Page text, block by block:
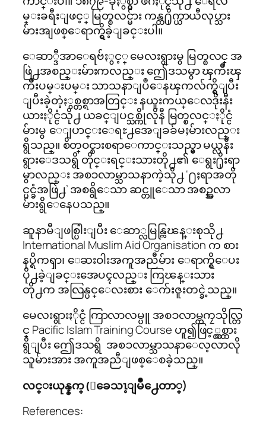
မ္းခရီးျဖင့္ မြတ္စလင္မ်ား ကန္ထ႐ိုက္ယာယီလုပ္သား
မ်ားအျဖစ္ေရာက္ရွိခဲ့ျခင္းပါ။
ေဆာ္ဒီအာေရဗ်ႏွင့္ မေလးရွားမွ မြတ္စလင္ အ
ဖြဲ႕အစည္းမ်ားကလည္း ဤေဒသမွာ ၾကိဳးၾ
ကိဳးပမ္းပမ္း သာသနာျပဳေနၾကလ်က္ရွိျပီး
ျပီးခဲ့တဲ့ႏွစ္တစ္ရာအတြင္း နယူးကယ္ေလဒိုးနီး
ယားႏိုင္ငံသို႕ ယခင္ျပင္သစ္ကိုလိုနီ မြတ္စလင္ႏိုင္ငံ
မ်ားမွ ေျပာင္းေရႊ႕အေျခခ်မႈမ်ားလည္း
ရွိသည္။ စိတ္ဝင္စားစရာေကာင္းသည္မွာ မယ္လနီး
ရွားေဒသရွိ တိုင္းရင္းသားတို႕၏ ေရွး႐ိုးရာ
မွာလည္း အစၥလာမ္သာသနာကဲ့သို႕ ‘႐ႈရာအတို
င္ပင္ခံအဖြဲ႕’ အစရွိေသာ ဆင္တူေသာ အစဥ္အလာ
မ်ားရွိေနေပသည္။
ဆူနာမီျဖစ္ပြါးျပီး ေဆာ္လမြန္ကြၽန္းစုသို႕
International Muslim Aid Organisation က စား
နပ္ရိကၡာ၊ ေဆးဝါးအကူအညီမ်ား ေရာက္ရွိေပး
ပို႕ခဲ့ျခင္းအေပၚလည္း ကြၽန္းသား
တို႕က အလြန္ပင္ေလးစား ေက်းဇူးတင္ခဲ့သည္။
မေလးရွားႏိုင္ငံ ကြာလာလမ္ပူ အစၥလာမ္တကၠသိုလ္တြ
င္ Pacific Islam Training Course ဟူ၍ဖြင့္လွစ္ထား
ရွိျပီး ဤေဒသရွိ အစၥလာမ္သာသနာေလ့လာလို
သူမ်ားအား အကူအညီျဖစ္ေစခဲ့သည္။
လင္းယုန္နက္ (ျခေသၤ့ျမိဳ႕ေတာ္)
References: